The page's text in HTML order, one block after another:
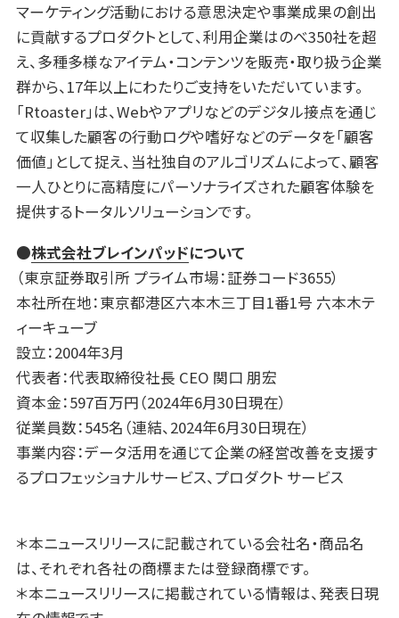
マーケティング活動における意思決定や事業成果の創出
に貢献するプロダクトとして、利用企業はのべ350社を超
え、多種多様なアイテム・コンテンツを販売・取り扱う企業
群から、17年以上にわたりご支持をいただいています。
「Rtoaster」は、Webやアプリなどのデジタル接点を通じ
て収集した顧客の行動ログや嗜好などのデータを「顧客
価値」として捉え、当社独自のアルゴリズムによって、顧客
一人ひとりに高精度にパーソナライズされた顧客体験を
提供するトータルソリューションです。
●株式会社ブレインパッドについて
（東京証券取引所 プライム市場：証券コード3655）
本社所在地：東京都港区六本木三丁目1番1号 六本木テ
ィーキューブ
設立：2004年3月
代表者：代表取締役社長 CEO 関口 朋宏
資本金：597百万円（2024年6月30日現在）
従業員数：545名（連結、2024年6月30日現在）
事業内容：データ活用を通じて企業の経営改善を支援す
るプロフェッショナルサービス、プロダクト サービス
＊本ニュースリリースに記載されている会社名・商品名
は、それぞれ各社の商標または登録商標です。
＊本ニュースリリースに掲載されている情報は、発表日現